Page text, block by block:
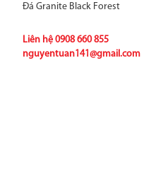
Đá Granite Black Forest
Liên hệ 0908 660 855
nguyentuan141@gmail.com